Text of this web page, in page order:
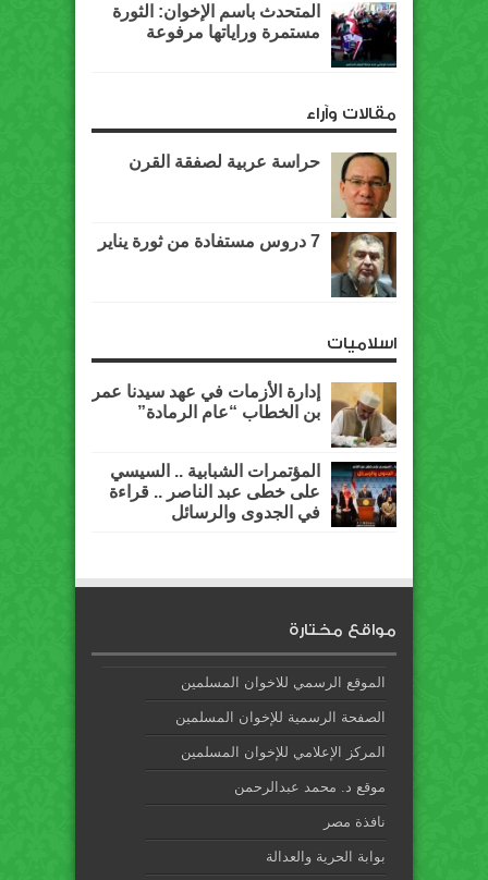
المتحدث باسم الإخوان: الثورة
مستمرة وراياتها مرفوعة
مقالات وآراء
حراسة عربية لصفقة القرن
7 دروس مستفادة من ثورة يناير
اسلاميات
إدارة الأزمات في عهد سيدنا عمر
بن الخطاب “عام الرمادة”
المؤتمرات الشبابية .. السيسي
على خطى عبد الناصر .. قراءة
في الجدوى والرسائل
مواقع مختارة
الموقع الرسمي للاخوان المسلمين
الصفحة الرسمية للإخوان المسلمين
المركز الإعلامي للإخوان المسلمين
موقع د. محمد عبدالرحمن
نافذة مصر
بوابة الحرية والعدالة